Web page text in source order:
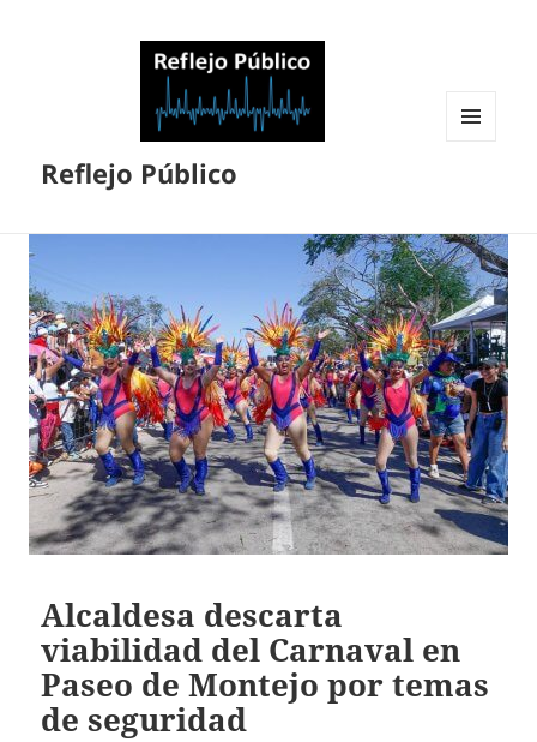
Reflejo Público
Alcaldesa descarta
viabilidad del Carnaval en
Paseo de Montejo por temas
de seguridad